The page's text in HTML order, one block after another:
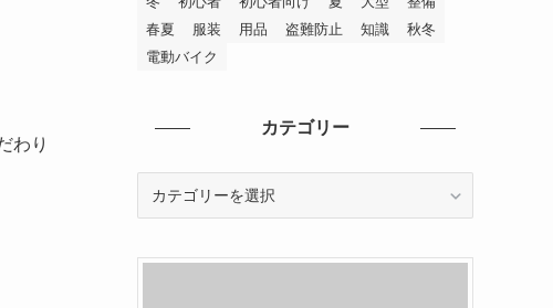
わり
春夏
服装 用品 盗難防止 知識
秋冬
電動バイク
カテゴリー
リ